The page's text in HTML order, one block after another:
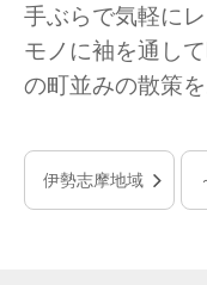
手ぶらで気軽に
モノに袖を通し
の町並みの散策
伊勢志摩地域